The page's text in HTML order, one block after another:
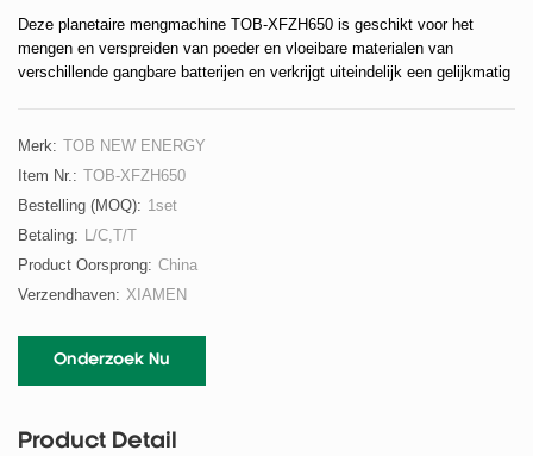
Deze planetaire mengmachine TOB-XFZH650 is geschikt voor het
mengen en verspreiden van poeder en vloeibare materialen van
verschillende gangbare batterijen en verkrijgt uiteindelijk een gelijkmatig
Merk: TOB NEW ENERGY
Item Nr.: TOB-XFZH650
Bestelling (MOQ): 1set
Betaling: L/C,T/T
Product Oorsprong: China
Verzendhaven: XIAMEN
Onderzoek Nu
Product Detail